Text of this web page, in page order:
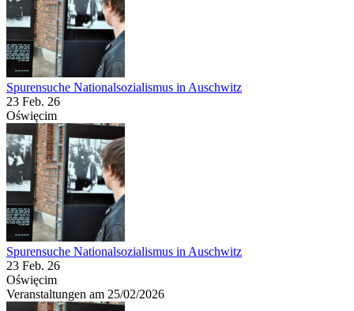
Spurensuche Nationalsozialismus in Auschwitz
23 Feb. 26
Oświęcim
Spurensuche Nationalsozialismus in Auschwitz
23 Feb. 26
Oświęcim
Veranstaltungen am 25/02/2026